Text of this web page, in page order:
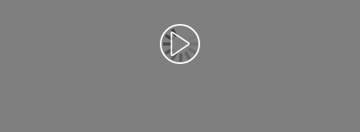
Воспроизведение видео